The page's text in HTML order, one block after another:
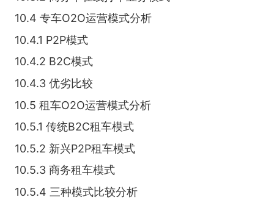
10.4 专车O2O运营模式分析
10.4.1 P2P模式
10.4.2 B2C模式
10.4.3 优劣比较
10.5 租车O2O运营模式分析
10.5.1 传统B2C租车模式
10.5.2 新兴P2P租车模式
10.5.3 商务租车模式
10.5.4 三种模式比较分析